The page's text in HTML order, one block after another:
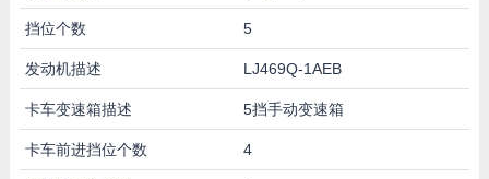
挡位个数 5
发动机描述 LJ469Q-1AEB
卡车变速箱描述 5挡手动变速箱
卡车前进挡位个数 4